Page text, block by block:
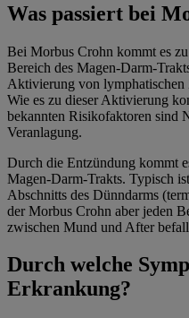
Was passiert bei
Bei Morbus Crohn kommt es
Bereich des Magen-Darm-
Aktivierung von lymphatischen
Wie es zu dieser Aktivierung
bekannten Risikofaktoren sind
Veranlagung.
Durch die Entzündung kommt
Magen-Darm-Trakts. Typisch
Abschnitts des Dünndarms
der Morbus Crohn aber jeden
zwischen Mund und After
Durch welche
Erkrankung?